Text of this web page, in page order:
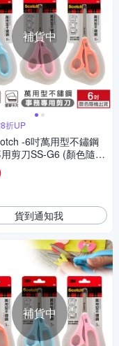
補貨中
折UP
-6吋萬用型不鏽鋼
剪刀SS-G6 (顏色隨機
貨到通知我
補貨中